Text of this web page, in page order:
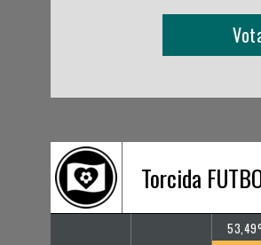
Torcida